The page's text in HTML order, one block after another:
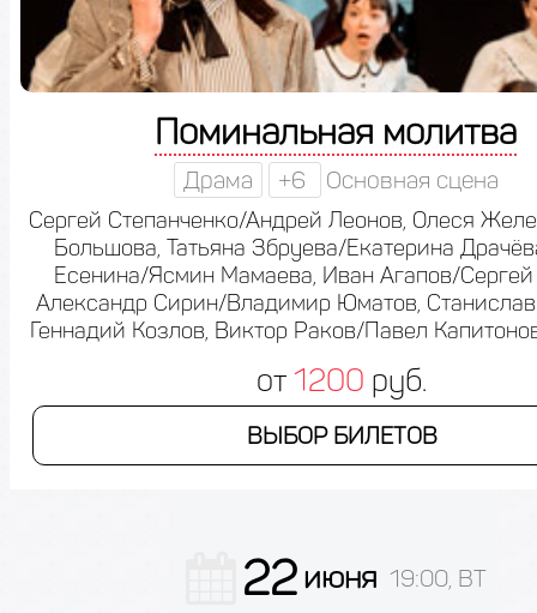
Поминальная молитва
Драма +6 Основная сцена
Сергей Степанченко/Андрей Леонов, Олеся
Большова, Татьяна Збруева/Екатерина
Есенина/Ясмин Мамаева, Иван Агапов/
Александр Сирин/Владимир Юматов,
Геннадий Козлов, Виктор Раков/Павел
от 1200 руб.
ВЫБОР БИЛЕТОВ
22 июня 19:00, ВТ